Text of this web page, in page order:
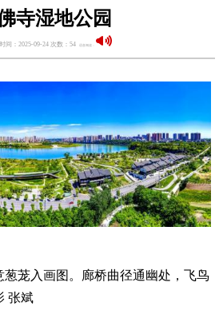
寺湿地公园
间：2025-09-24 次数：54 语音阅读：
茏入画图。廊桥曲径通幽处，飞鸟
张斌